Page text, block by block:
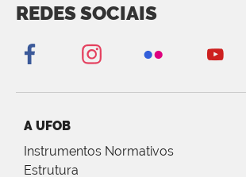
REDES SOCIAIS
A UFOB
Instrumentos Normativos
Estrutura